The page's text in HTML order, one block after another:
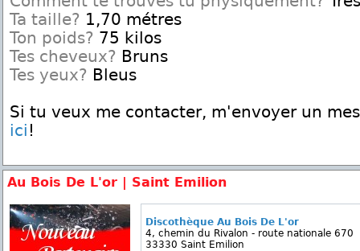
Ta taille? 1,70 métres
Ton poids? 75 kilos
Tes cheveux? Bruns
Tes yeux? Bleus
Si tu veux me contacter, m'envoyer un
ici !
Au Bois De L'or | Saint Emilion
Discothèque Au Bois De L'or
4, chemin du Rivalon - route nationale 670
33330 Saint Emilion